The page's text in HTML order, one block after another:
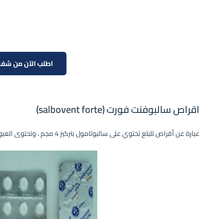
اطلب الآن من
اقراص سالبوفنت فورت (salbovent forte)
عبارة عن أقراص للبلع تحتوي على سالبوتامول بتركيز 4 مجم ، وتحتوى العبوة على 20 قرص.